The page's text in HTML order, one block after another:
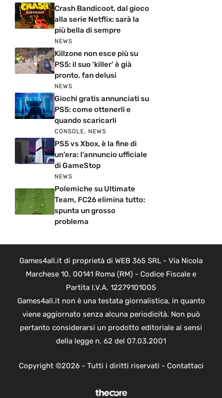
Crash Bandicoot, dal gioco
alla serie Netflix: sarà la
più bella di sempre
NEWS
Killzone non esce più su
PS5: il suo ‘killer’ è già
pronto, fan delusi
NEWS
Giochi gratis annunciati su
PS5: come ottenerli e
quando scaricarli
CONSOLE, NEWS
PS5 vs Xbox, è la fine di
un’era: l’annuncio ufficiale
di GameStop
NEWS
Polemiche su Ultimate
Team, FC26 elimina tutto:
spunta un grosso
problema
Games4all.it di proprietà di WEB 365 SRL - Via Nicola
Marchese 10, 00141 Roma (RM) - Codice Fiscale e
Partita I.V.A. 12279101005
Games4all.it non è una testata giornalistica, in quanto
viene aggiornato senza alcuna periodicità. Non può
pertanto considerarsi un prodotto editoriale ai sensi
della legge n. 62 del 07.03.2001
Copyright ©2026 - Tutti i diritti riservati - Contattaci